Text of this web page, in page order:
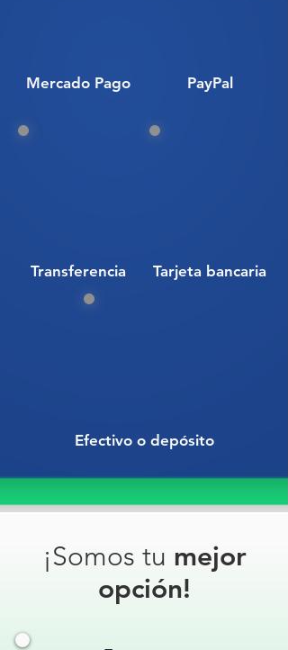
Mercado Pago
Transferencia
PayPal
Tarjeta bancaria
Efectivo o depósito
¡Somos tu mejor
opción!